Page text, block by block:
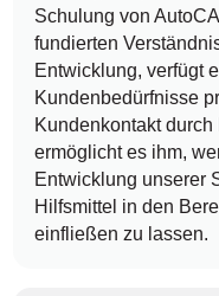
Schulung von
fundierten
Entwicklung, verfügt
Kundenbedürfnisse
Kundenkontakt
ermöglicht es ihm,
Entwicklung unserer
Hilfsmittel in den
einfließen zu lassen.